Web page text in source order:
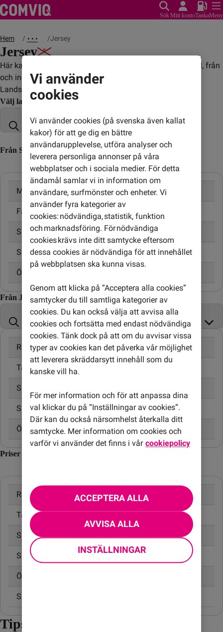
SökMitt kontoTankaMeny
Hem • • • Jersey
Jersey
Här kan du se vad det kostar att ringa, sms:a och surfa till, från
och inom Jersey.
Landskod: +441534
Välj land
Från Sverige till Jersey (till utländskt nummer)
Mobil 3,20 kr/min
Fast telefon 3,20 kr/min
Skicka SMS 3,00 kr
Skicka MMS 5,00 kr
Öppningsavgift
Från Jersey till
Ringa samtal 24,00 kr/min
Ta emot samtal
Skicka SMS
Skicka MMS 6,95 kr
Öppningsavgift 0,99 kr
Priser inom Jersey
Ringa samtal 20,00 kr/min
Ta emot samtal 10,00 kr/min
Skicka SMS 4,95 kr
Skicka MMS 6,95 kr
Öppningsavgift
Surfa utan surfpaket
Tips! Undvik onödiga kostnader
Vi använder
cookies
Vi använder cookies (på svenska även kallat
kakor) för att ge dig en bättre
användarupplevelse, utföra analyser och
leverera personliga annonser på våra
webbplatser och i sociala medier. För detta
ändamål samlar vi in information om
användare, surfmönster och enheter. Vi
använder fyra kategorier av
cookies: nödvändiga, statistik, funktion
och marknadsföring. För nödvändiga
cookies krävs inte ditt samtycke eftersom
dessa cookies är nödvändiga för att innehållet
på webbplatsen ska kunna visas.
Genom att klicka på ”Acceptera alla cookies”
samtycker du till samtliga kategorier av
cookies. Du kan också välja att avvisa alla
cookies och fortsätta med endast nödvändiga
cookies. Tänk dock på att om du avvisar vissa
typer av cookies kan det påverka vår möjlighet
att leverera skräddarsytt innehåll som du
kanske vill ha.
För mer information och för att anpassa dina
val klickar du på ”Inställningar av cookies”.
Där kan du också närsomhelst återkalla ditt
samtycke. Mer information om cookies och
varför vi använder det finns i vår cookiepolicy
ACCEPTERA ALLA
AVVISA ALLA
INSTÄLLNINGAR